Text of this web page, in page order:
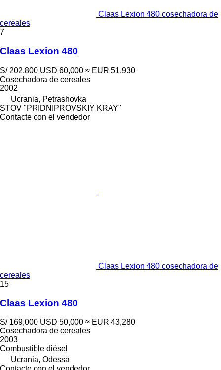
Claas Lexion 480 cosechadora de
cereales
7
Claas Lexion 480
S/ 202,800 USD 60,000 ≈ EUR 51,930
Cosechadora de cereales
2002
Ucrania, Petrashovka
STOV "PRIDNIPROVSKIY KRAY"
Contacte con el vendedor
Claas Lexion 480 cosechadora de
cereales
15
Claas Lexion 480
S/ 169,000 USD 50,000 ≈ EUR 43,280
Cosechadora de cereales
2003
Combustible diésel
Ucrania, Odessa